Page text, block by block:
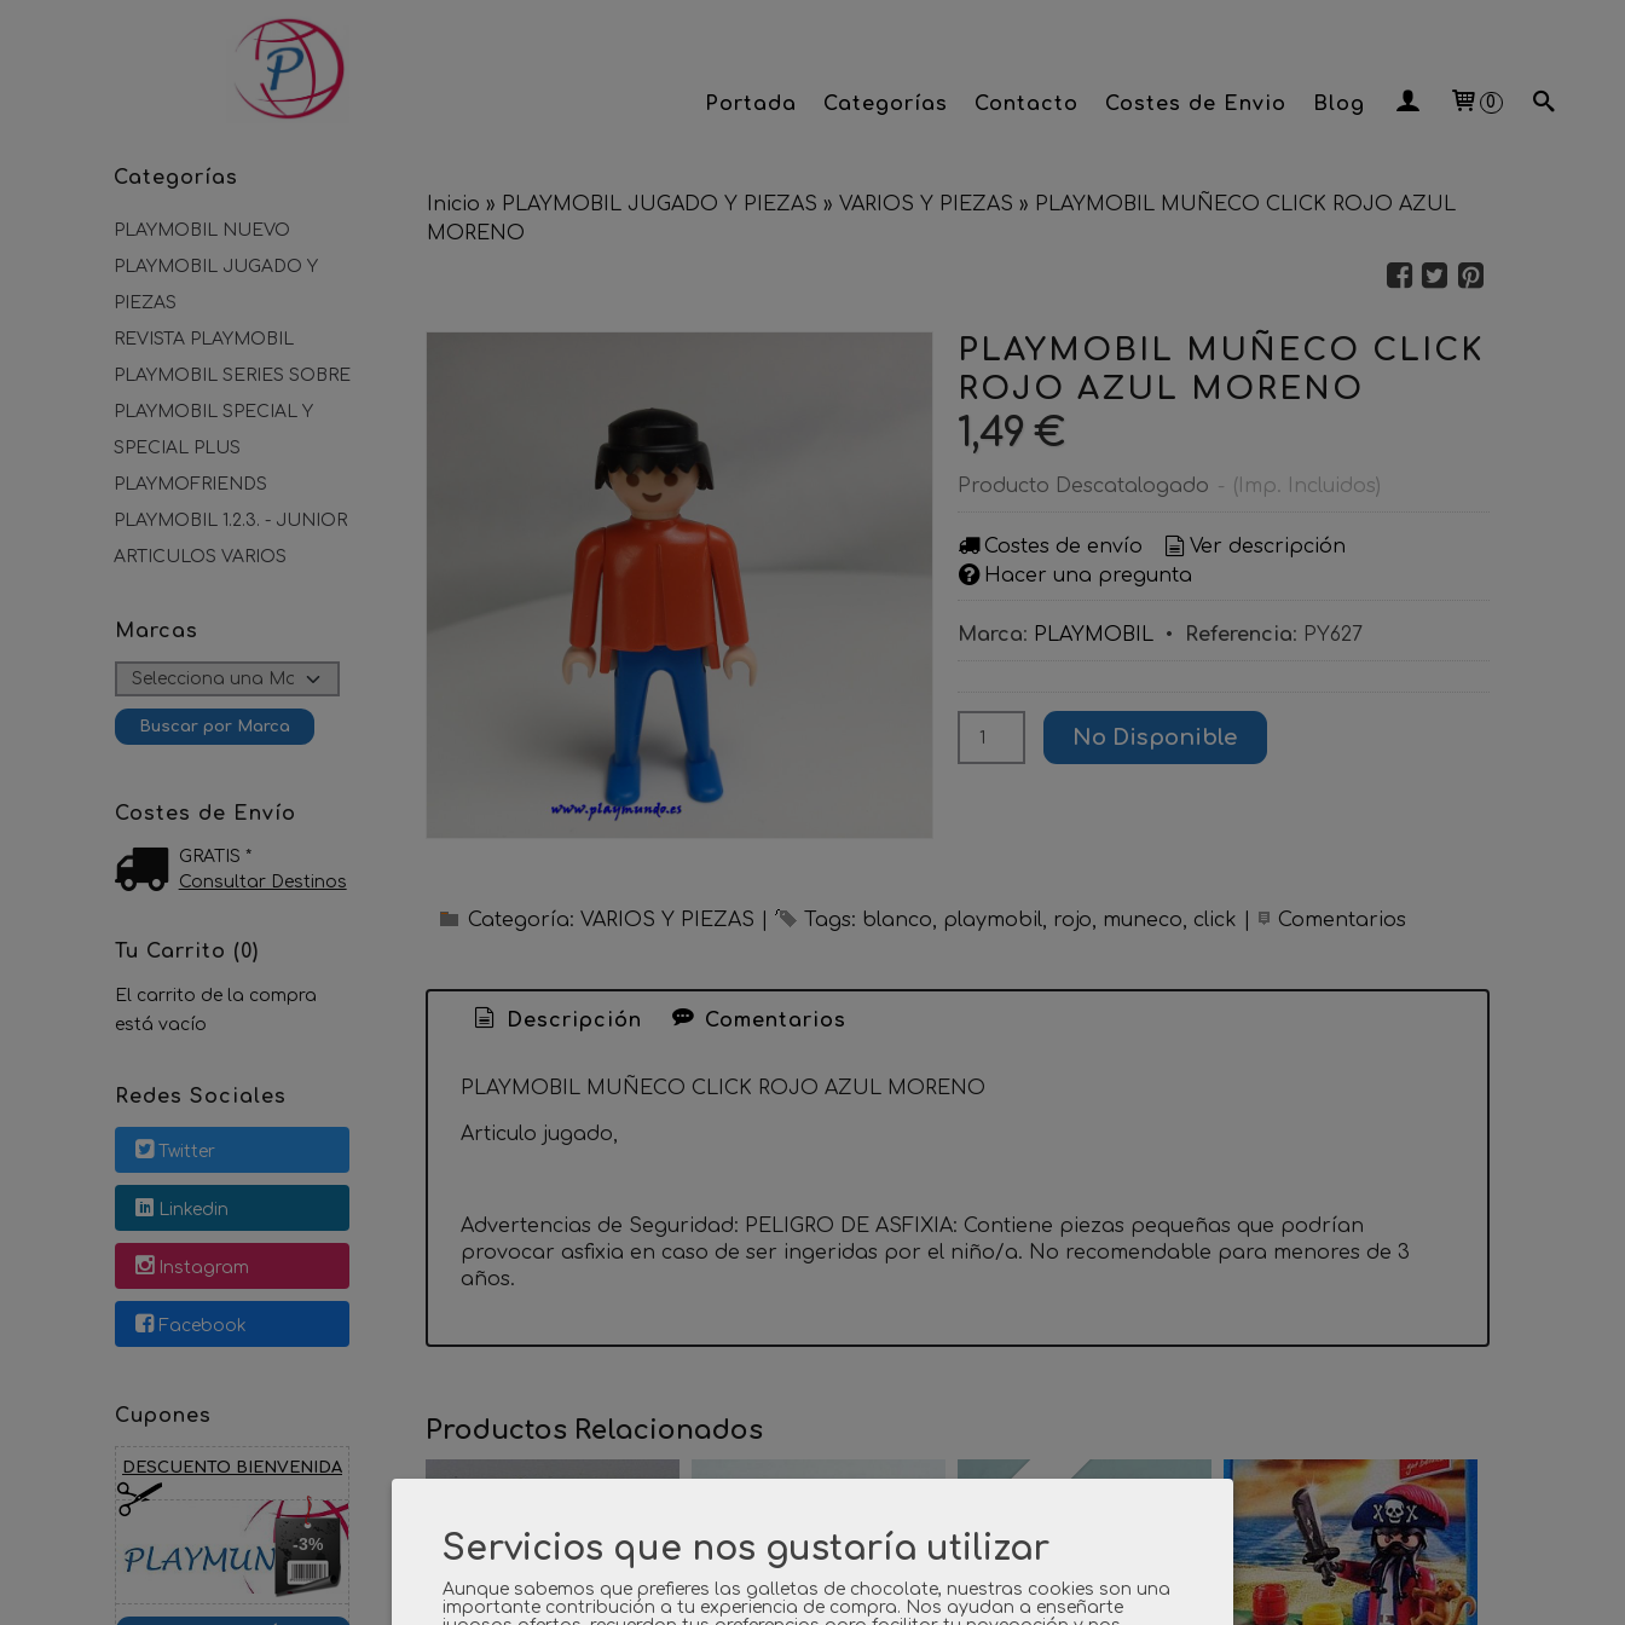
Portada Categorías Contacto Costes de Envio Blog 0
Categorías
PLAYMOBIL NUEVO
PLAYMOBIL JUGADO Y
PIEZAS
REVISTA PLAYMOBIL
PLAYMOBIL SERIES SOBRE
PLAYMOBIL SPECIAL Y
SPECIAL PLUS
PLAYMOFRIENDS
PLAYMOBIL 1.2.3. - JUNIOR
ARTICULOS VARIOS
Marcas
Costes de Envío
GRATIS *
Consultar Destinos
Tu Carrito (0)
El carrito de la compra
está vacío
Redes Sociales
Twitter
Linkedin
Instagram
Facebook
Cupones
DESCUENTO BIENVENIDA
-3%
Inicio » PLAYMOBIL JUGADO Y PIEZAS » VARIOS Y PIEZAS » PLAYMOBIL MUÑECO CLICK ROJO AZUL
MORENO
PLAYMOBIL MUÑECO CLICK
ROJO AZUL MORENO
1,49 €
Producto Descatalogado - (Imp. Incluidos)
Costes de envío
Ver descripción
Hacer una pregunta
Marca: PLAYMOBIL • Referencia: PY627
No Disponible
Categoría: VARIOS Y PIEZAS Tags: blanco playmobil rojo muneco click Comentarios
Descripción Comentarios
PLAYMOBIL MUÑECO CLICK ROJO AZUL MORENO
Articulo jugado,
Advertencias de Seguridad: PELIGRO DE ASFIXIA: Contiene piezas pequeñas que podrían
provocar asfixia en caso de ser ingeridas por el niño/a. No recomendable para menores de 3
años.
Productos Relacionados
Servicios que nos gustaría utilizar
Aunque sabemos que prefieres las galletas de chocolate, nuestras cookies son una
importante contribución a tu experiencia de compra. Nos ayudan a enseñarte